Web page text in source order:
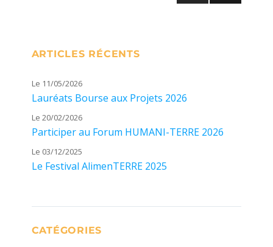
publications
ARTICLES RÉCENTS
Le 11/05/2026
Lauréats Bourse aux Projets 2026
Le 20/02/2026
Participer au Forum HUMANI-TERRE 2026
Le 03/12/2025
Le Festival AlimenTERRE 2025
CATÉGORIES